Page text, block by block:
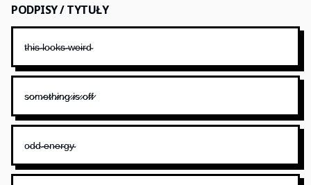
PODPISY / TYTUŁY
t̴h̴i̴s̴ ̴l̴o̴o̴k̴s̴ ̴w̴e̴i̴r̴d̴
s̷o̷m̷e̷t̷h̷i̷n̷g̷ ̷i̷s̷ ̷o̷f̷f̷
o̴d̴d̴ ̴e̴n̴e̴r̴g̴y̴